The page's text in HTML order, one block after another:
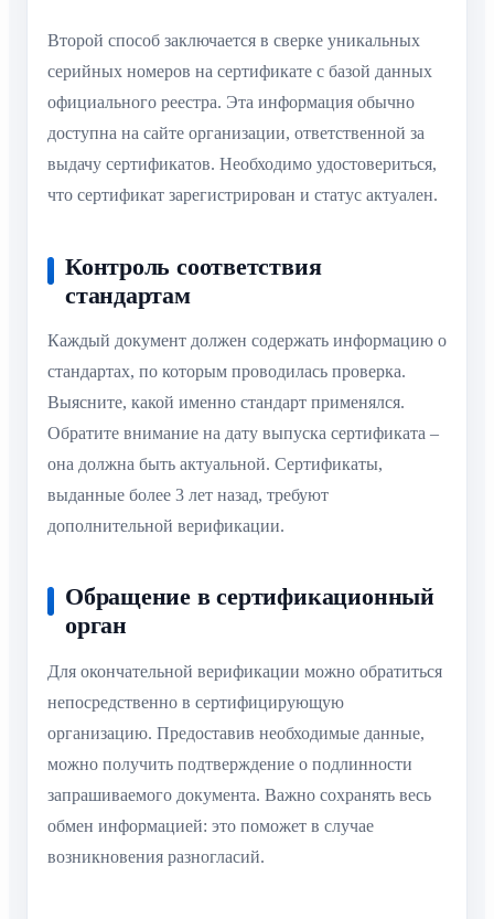
Второй способ заключается в сверке уникальных
серийных номеров на сертификате с базой данных
официального реестра. Эта информация обычно
доступна на сайте организации, ответственной за
выдачу сертификатов. Необходимо удостовериться,
что сертификат зарегистрирован и статус актуален.
Контроль соответствия
стандартам
Каждый документ должен содержать информацию о
стандартах, по которым проводилась проверка.
Выясните, какой именно стандарт применялся.
Обратите внимание на дату выпуска сертификата –
она должна быть актуальной. Сертификаты,
выданные более 3 лет назад, требуют
дополнительной верификации.
Обращение в сертификационный
орган
Для окончательной верификации можно обратиться
непосредственно в сертифицирующую
организацию. Предоставив необходимые данные,
можно получить подтверждение о подлинности
запрашиваемого документа. Важно сохранять весь
обмен информацией: это поможет в случае
возникновения разногласий.